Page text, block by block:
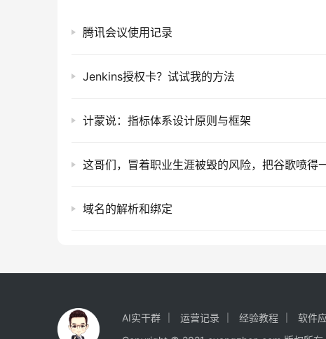
腾讯会议使用记录
Jenkins授权卡？试试我的方法
计蒙说：指标体系设计原则与框架
域名的解析和绑定
AI实干群 运营记录 经验教程 软件